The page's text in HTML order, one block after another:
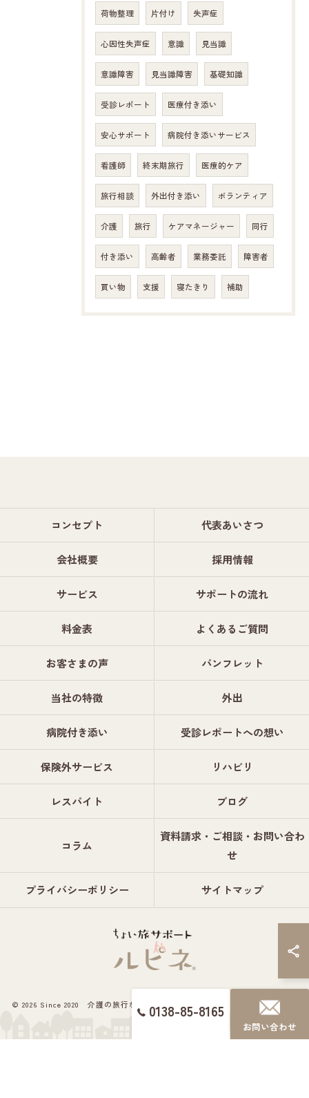
荷物整理 片付け 失声症
心因性失声症 意識 見当識
意識障害 見当識障害 基礎知識
受診レポート 医療付き添い
安心サポート 病院付き添いサービス
看護師 終末期旅行 医療的ケア
旅行相談 外出付き添い ボランティア
介護 旅行 ケアマネージャー 同行
付き添い 高齢者 業務委託 障害者
買い物 支援 寝たきり 補助
0138-85-8165
お問い合わせ
コンセプト 代表あいさつ
会社概要 採用情報
サービス サポートの流れ
料金表 よくあるご質問
お客さまの声 パンフレット
当社の特徴 外出
病院付き添い 受診レポートへの想い
保険外サービス リハビリ
レスパイト ブログ
コラム
資料請求・ご相談・お問い合わ
せ
プライバシーポリシー サイトマップ
© 2026 Since 2020 介護の旅行ならちょい旅サポート ルピネ® ALL RIGHTS
RESERVED.